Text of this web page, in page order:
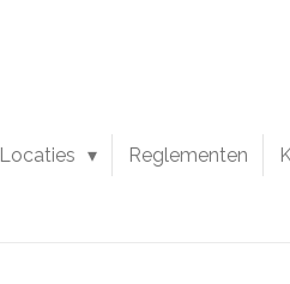
Locaties Reglementen